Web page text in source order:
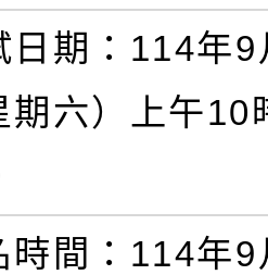
日期：114年
期六）上午10
時間：114年9